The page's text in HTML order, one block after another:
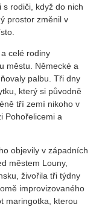
rodiči, když do nich
prostor změnil v
celé rodiny
městu. Německé a
palbu. Tři dny
který si původně
tří zemí nikoho v
Pohořelicemi a
objevily v západních
městem Louny,
živořila tři týdny
improvizovaného
maringotka, kterou